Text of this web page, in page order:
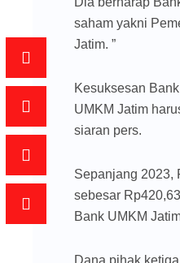
saham yakni
Jatim. ”
Kesuksesan
UMKM Jatim
siaran pers.
Sepanjang 2023,
sebesar
Bank UMKM
Dana pihak